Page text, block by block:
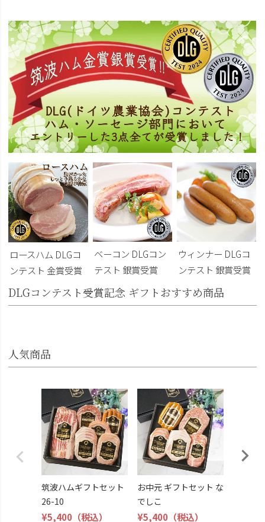
ロースハム DLGコ
ンテスト 金賞受賞
ベーコン DLGコン
テスト 銀賞受賞
ウィンナー DLGコ
ンテスト 銀賞受賞
DLGコンテスト受賞記念 ギフトおすすめ商品
人気商品
筑波ハムギフトセット
26-10
¥5,400 （税込）
お中元 ギフトセット な
でしこ
¥5,400 （税込）